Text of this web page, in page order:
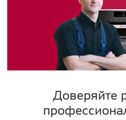
Доверяйте